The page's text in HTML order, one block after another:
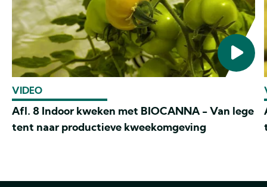
VIDEO
Afl. 8 Indoor kweken met BIOCANNA - Van lege
tent naar productieve kweekomgeving